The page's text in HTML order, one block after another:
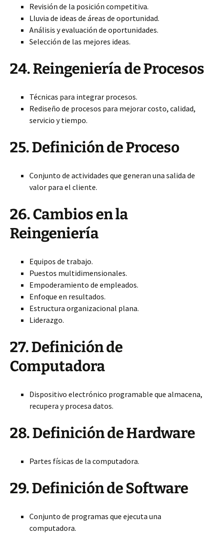
Revisión de la posición competitiva.
Lluvia de ideas de áreas de oportunidad.
Análisis y evaluación de oportunidades.
Selección de las mejores ideas.
24. Reingeniería de Procesos
Técnicas para integrar procesos.
Rediseño de procesos para mejorar costo, calidad,
servicio y tiempo.
25. Definición de Proceso
Conjunto de actividades que generan una salida de
valor para el cliente.
26. Cambios en la
Reingeniería
Equipos de trabajo.
Puestos multidimensionales.
Empoderamiento de empleados.
Enfoque en resultados.
Estructura organizacional plana.
Liderazgo.
27. Definición de
Computadora
Dispositivo electrónico programable que almacena,
recupera y procesa datos.
28. Definición de Hardware
Partes físicas de la computadora.
29. Definición de Software
Conjunto de programas que ejecuta una
computadora.